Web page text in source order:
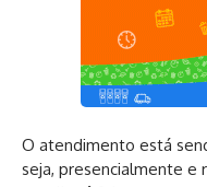
O atendimento está
seja, presencialmente e